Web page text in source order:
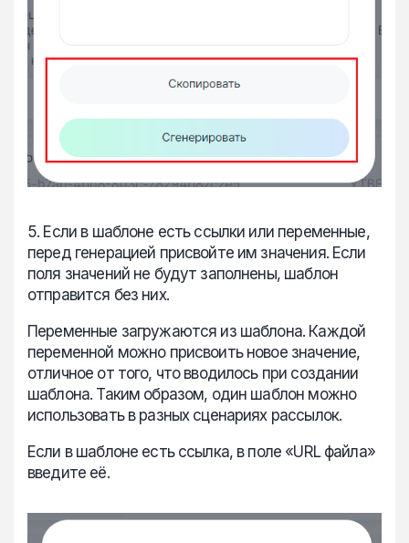
5. Если в шаблоне есть ссылки или переменные,
перед генерацией присвойте им значения. Если
поля значений не будут заполнены, шаблон
отправится без них.
Переменные загружаются из шаблона. Каждой
переменной можно присвоить новое значение,
отличное от того, что вводилось при создании
шаблона. Таким образом, один шаблон можно
использовать в разных сценариях рассылок.
Если в шаблоне есть ссылка, в поле «URL файла»
введите её.